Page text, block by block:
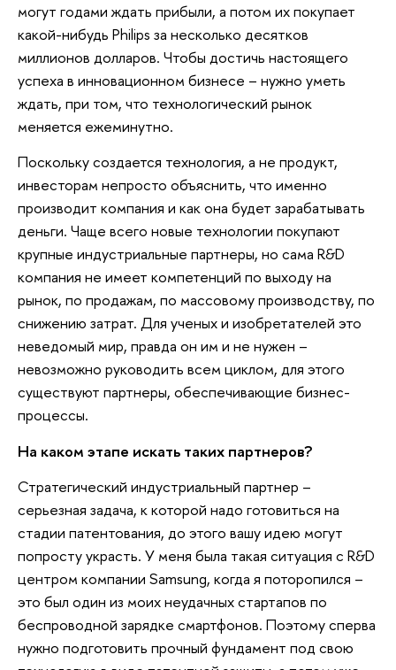
могут годами ждать прибыли, а потом их покупает
какой-нибудь Philips за несколько десятков
миллионов долларов. Чтобы достичь настоящего
успеха в инновационном бизнесе – нужно уметь
ждать, при том, что технологический рынок
меняется ежеминутно.
Поскольку создается технология, а не продукт,
инвесторам непросто объяснить, что именно
производит компания и как она будет зарабатывать
деньги. Чаще всего новые технологии покупают
крупные индустриальные партнеры, но сама R&D
компания не имеет компетенций по выходу на
рынок, по продажам, по массовому производству, по
снижению затрат. Для ученых и изобретателей это
неведомый мир, правда он им и не нужен –
невозможно руководить всем циклом, для этого
существуют партнеры, обеспечивающие бизнес-
процессы.
На каком этапе искать таких партнеров?
Стратегический индустриальный партнер –
серьезная задача, к которой надо готовиться на
стадии патентования, до этого вашу идею могут
попросту украсть. У меня была такая ситуация с R&D
центром компании Samsung, когда я поторопился –
это был один из моих неудачных стартапов по
беспроводной зарядке смартфонов. Поэтому сперва
нужно подготовить прочный фундамент под свою